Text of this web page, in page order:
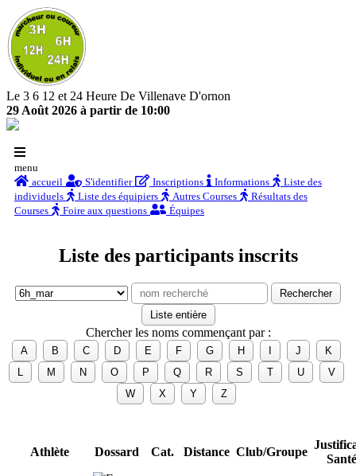
Le 3 6 12 et 24 Heure De Villenave D'ornon
29 Août 2026 à partir de 10:00
menu
accueil
S'identifier Inscriptions Informations
Liste des
individuels
Liste des équipiers Autres Courses
Résultats des
Courses
Foire aux questions Équipes
Liste des participants inscrits
Chercher les noms commençant par :
Athlète Dossard Cat. Distance Club/Groupe
Santé